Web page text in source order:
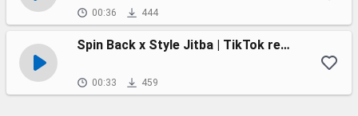
00:36 444
Spin Back x Style Jitba | TikTok remix
00:33 459